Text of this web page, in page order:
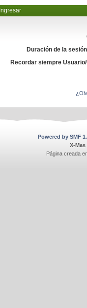
Ingresar
Duración de la
Recordar siempre
Powered by SMF
X-Mas
Página creada